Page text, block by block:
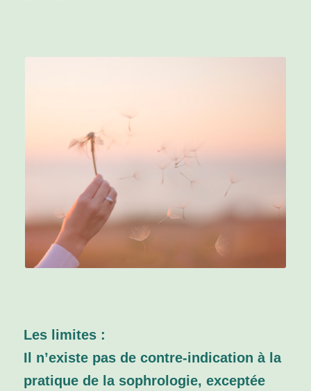
Les limites :
Il n’existe pas de contre-indication à la
pratique de la sophrologie, exceptée